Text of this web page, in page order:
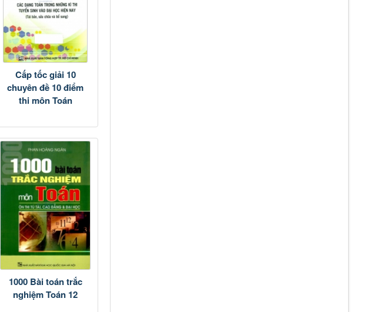
Cấp tốc giải 10
chuyên đề 10 điểm
thi môn Toán
1000 Bài toán trắc
nghiệm Toán 12